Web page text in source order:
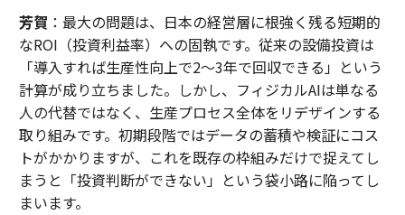
芳賀 ：最大の問題は、日本の経営層に根強く残る短期的
なROI（投資利益率）への固執です。従来の設備投資は
「導入すれば生産性向上で2〜3年で回収できる」という
計算が成り立ちました。しかし、フィジカルAIは単なる
人の代替ではなく、生産プロセス全体をリデザインする
取り組みです。初期段階ではデータの蓄積や検証にコス
トがかかりますが、これを既存の枠組みだけで捉えてし
まうと「投資判断ができない」という袋小路に陥ってし
まいます。